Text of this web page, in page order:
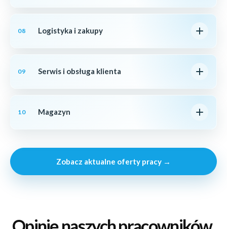
08 Logistyka i zakupy
09 Serwis i obsługa klienta
10 Magazyn
Zobacz aktualne oferty pracy →